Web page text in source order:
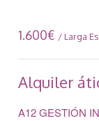
1.600€ / Larga
Alquiler
A12 GESTIÓN